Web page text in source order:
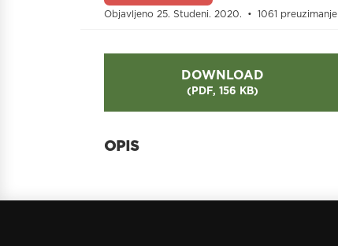
Objavljeno 25. Studeni. 2020. 1061 preuzimanje
DOWNLOAD
( PDF, 156 KB)